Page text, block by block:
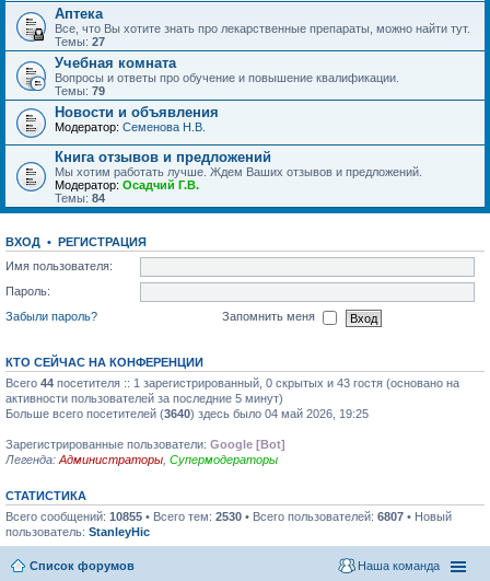
Аптека
Все, что Вы хотите знать про лекарственные препараты, можно найти тут.
Темы: 27
Учебная комната
Вопросы и ответы про обучение и повышение квалификации.
Темы: 79
Новости и объявления
Модератор: Семенова Н.В.
Книга отзывов и предложений
Мы хотим работать лучше. Ждем Ваших отзывов и предложений.
Модератор: Осадчий Г.В.
Темы: 84
ВХОД • РЕГИСТРАЦИЯ
Имя пользователя:
Пароль:
Забыли пароль?
Запомнить меня
КТО СЕЙЧАС НА КОНФЕРЕНЦИИ
Всего 44 посетителя :: 1 зарегистрированный, 0 скрытых и 43 гостя (основано на
активности пользователей за последние 5 минут)
Больше всего посетителей (3640) здесь было 04 май 2026, 19:25
Зарегистрированные пользователи: Google [Bot]
Легенда: Администраторы Супермодераторы
СТАТИСТИКА
Всего сообщений: 10855 • Всего тем: 2530 • Всего пользователей: 6807 • Новый
пользователь: StanleyHic
Список форумов Наша команда